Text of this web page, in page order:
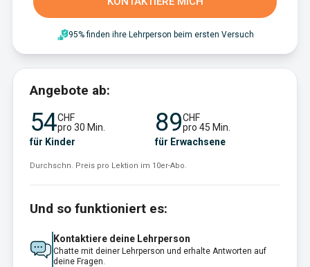
95% finden ihre Lehrperson beim ersten Versuch
Angebote ab:
54CHF
pro 30 Min.
für Kinder
89CHF
pro 45 Min.
für Erwachsene
Durchschn. Preis pro Lektion im 10er-Abo.
Und so funktioniert es:
Kontaktiere deine Lehrperson
Chatte mit deiner Lehrperson und erhalte Antworten auf
deine Fragen.